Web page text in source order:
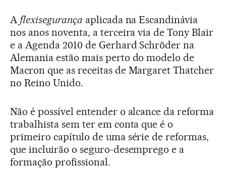
A flexisegurança aplicada na Escandinávia
nos anos noventa, a terceira via de Tony Blair
e a Agenda 2010 de Gerhard Schröder na
Alemania estão mais perto do modelo de
Macron que as receitas de Margaret Thatcher
no Reino Unido.
Não é possível entender o alcance da reforma
trabalhista sem ter em conta que é o
primeiro capítulo de uma série de reformas,
que incluirão o seguro-desemprego e a
formação profissional.